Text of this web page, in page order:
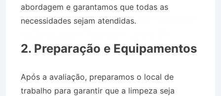
abordagem e garantamos que todas as
necessidades sejam atendidas.
2. Preparação e Equipamentos
Após a avaliação, preparamos o local de
trabalho para garantir que a limpeza seja